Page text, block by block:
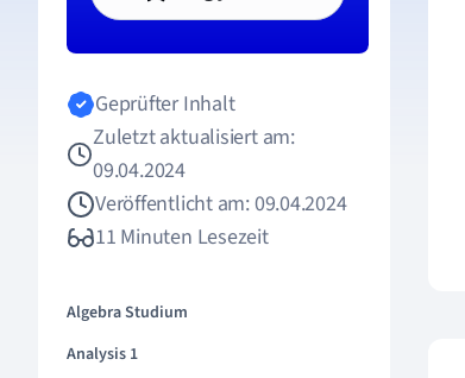
Geprüfter Inhalt
Zuletzt aktualisiert am:
09.04.2024
Veröffentlicht am: 09.04.2024
11 Minuten Lesezeit
Algebra Studium
Analysis 1